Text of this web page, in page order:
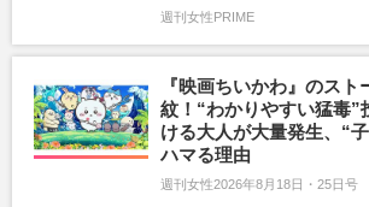
週刊女性PRIME
『映画ちいかわ』のスト
紋！“わかりやすい猛毒”
ける大人が大量発生、“
ハマる理由
週刊女性2026年8月18日・25日号